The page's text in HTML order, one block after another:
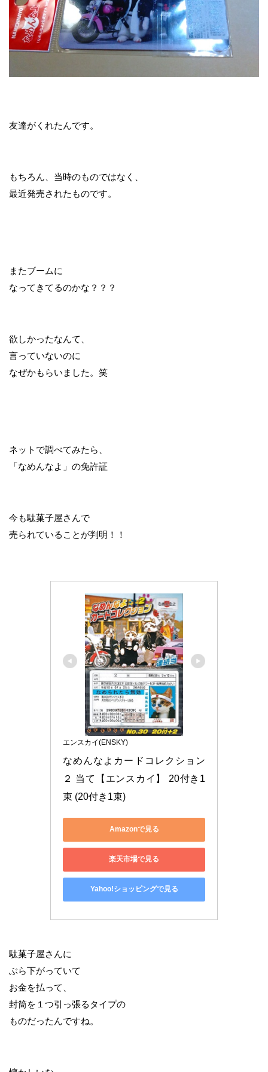
友達がくれたんです。
もちろん、当時のものではなく、
最近発売されたものです。
またブームに
なってきてるのかな？？？
欲しかったなんて、
言っていないのに
なぜかもらいました。笑
ネットで調べてみたら、
「なめんなよ」の免許証
今も駄菓子屋さんで
売られていることが判明！！
エンスカイ(ENSKY)
なめんなよカードコレクション
２ 当て【エンスカイ】 20付き1
束 (20付き1束)
Amazonで見る
楽天市場で見る
Yahoo!ショッピングで見る
駄菓子屋さんに
ぶら下がっていて
お金を払って、
封筒を１つ引っ張るタイプの
ものだったんですね。